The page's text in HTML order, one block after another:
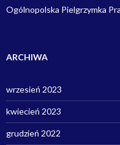
Ogólnopolska Pielgrzymka
ARCHIWA
wrzesień 2023
kwiecień 2023
grudzień 2022